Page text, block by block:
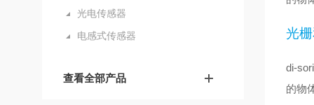
光电传感器
电感式传感器
查看全部产品
光
di-
的物